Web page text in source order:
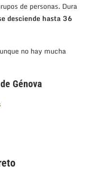
de personas. Dura
desciende hasta 36
no hay mucha
Génova